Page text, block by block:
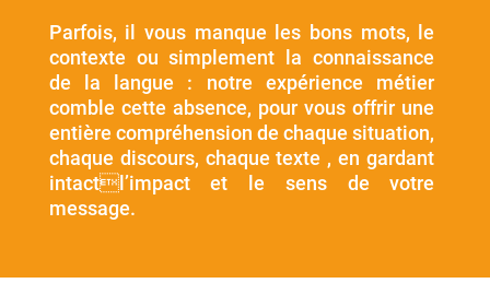
Parfois, il vous manque les bons mots, le
contexte ou simplement la connaissance
de la langue : notre expérience métier
comble cette absence, pour vous offrir une
entière compréhension de chaque situation,
chaque discours, chaque texte , en gardant
intactl’impact et le sens de votre
message.